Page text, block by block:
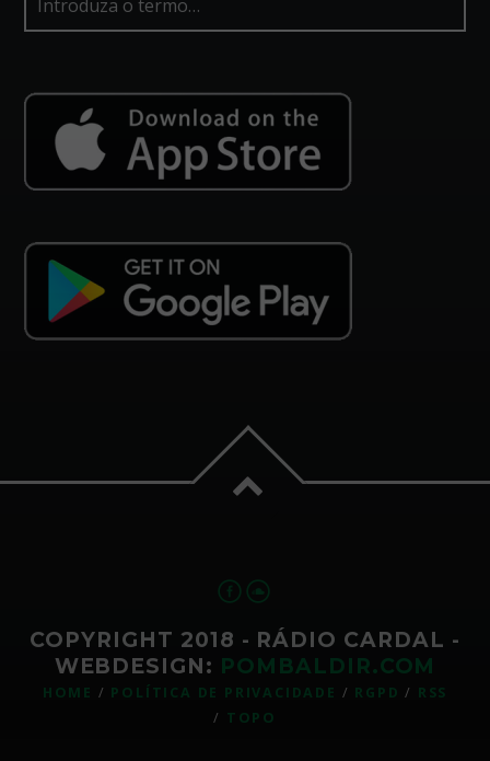
COPYRIGHT 2018 - RÁDIO CARDAL -
WEBDESIGN: POMBALDIR.COM
HOME POLÍTICA DE PRIVACIDADE RGPD
RSS
TOPO